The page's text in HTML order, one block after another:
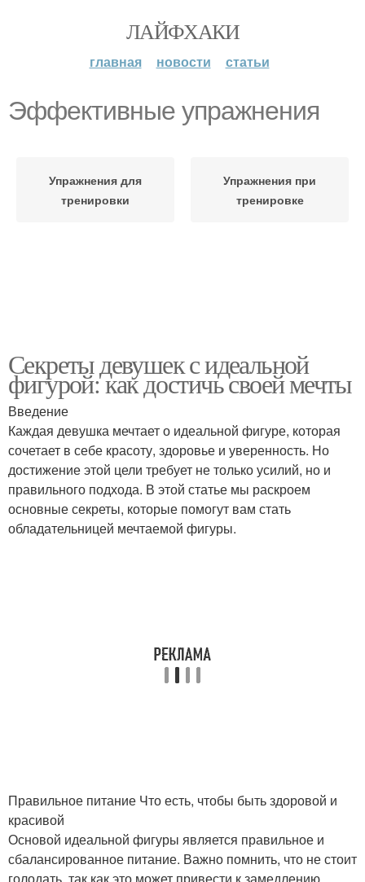
ЛАЙФХАКИ
главная новости статьи
Эффективные упражнения
Упражнения для
тренировки
Упражнения при
тренировке
Секреты девушек с идеальной
фигурой: как достичь своей мечты
Введение
Каждая девушка мечтает о идеальной фигуре, которая
сочетает в себе красоту, здоровье и уверенность. Но
достижение этой цели требует не только усилий, но и
правильного подхода. В этой статье мы раскроем
основные секреты, которые помогут вам стать
обладательницей мечтаемой фигуры.
Правильное питание Что есть, чтобы быть здоровой и
красивой
Основой идеальной фигуры является правильное и
сбалансированное питание. Важно помнить, что не стоит